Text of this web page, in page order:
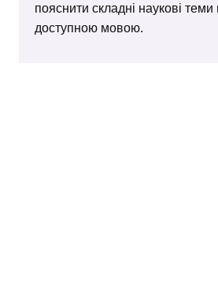
пояснити складні наукові
доступною мовою.